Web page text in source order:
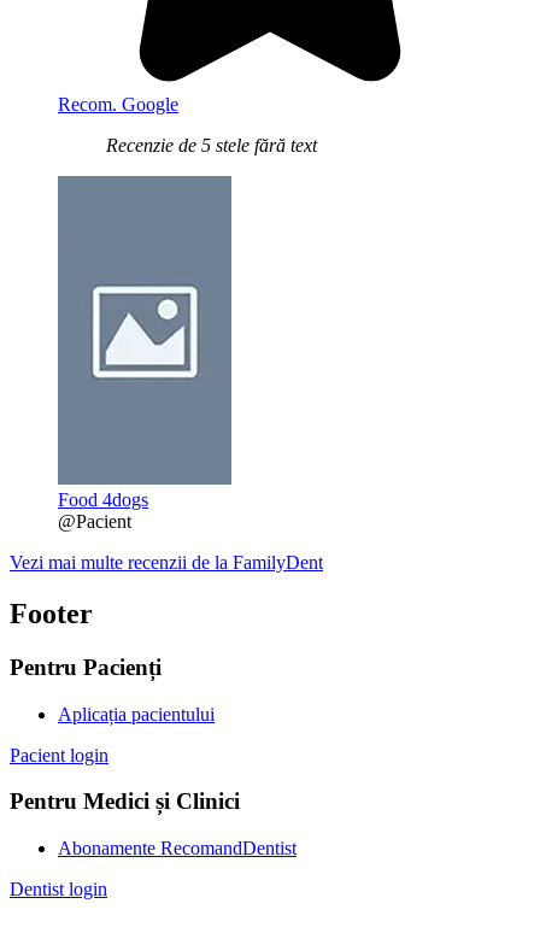
Recom. Google
Recenzie de 5 stele fără text
Food 4dogs
@Pacient
Vezi mai multe recenzii de la FamilyDent
Footer
Pentru Pacienți
Aplicația pacientului
Pacient login
Pentru Medici și Clinici
Abonamente RecomandDentist
Dentist login